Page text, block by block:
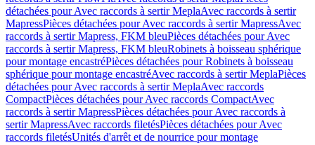
détachées pour Avec raccords à sertir MeplaAvec raccords à sertir
MapressPièces détachées pour Avec raccords à sertir MapressAvec
raccords à sertir Mapress, FKM bleuPièces détachées pour Avec
raccords à sertir Mapress, FKM bleuRobinets à boisseau sphérique
pour montage encastréPièces détachées pour Robinets à boisseau
sphérique pour montage encastréAvec raccords à sertir MeplaPièces
détachées pour Avec raccords à sertir MeplaAvec raccords
CompactPièces détachées pour Avec raccords CompactAvec
raccords à sertir MapressPièces détachées pour Avec raccords à
sertir MapressAvec raccords filetésPièces détachées pour Avec
raccords filetésUnités d'arrêt et de nourrice pour montage